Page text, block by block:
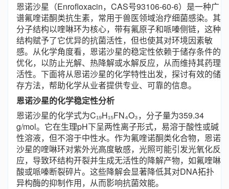
恩诺沙星（Enrofloxacin，CAS号93106-60-6）是一种广
谱氟喹诺酮类抗生素，常用于兽医领域治疗细菌感染。其
分子结构以喹啉环为核心，带有氟原子和哌嗪侧链，这种
结构赋予了它优异的抗菌活性，但也使其对环境因素敏
感。从化学角度看，恩诺沙星的稳定性依赖于储存条件的
优化，以防止光解、热降解或水解反应，从而维持其药理
活性。下面将从恩诺沙星的化学特性出发，探讨有效的储
存方法，帮助化学从业者提供专业、可靠的信息。
恩诺沙星的化学稳定性分析
恩诺沙星的化学式为C₁₉H₁₅FN₄O₃，分子量为359.34
g/mol。它在生理pH下呈两性离子形式，易溶于酸性或碱
性溶液，但不溶于中性水。作为氟喹诺酮类化合物，恩诺
沙星的喹啉环对紫外光高度敏感，光照可能引发光氧化反
应，导致环结构开裂并生成无活性的降解产物，如氟喹啉
酸或哌嗪断裂碎片。这些降解会显著降低其对DNA拓扑
异构酶的抑制作用，从而影响抗菌效能。